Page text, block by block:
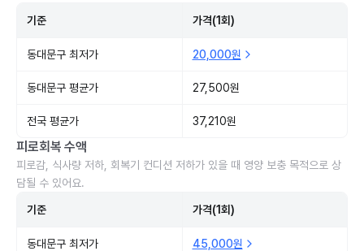
기준 가격(1회)
동대문구 최저가 20,000원
동대문구 평균가 27,500원
전국 평균가 37,210원
피로회복 수액
피로감, 식사량 저하, 회복기 컨디션 저하가 있을 때 영양 보충 목적으로 상
담될 수 있어요.
기준 가격(1회)
동대문구 최저가 45,000원